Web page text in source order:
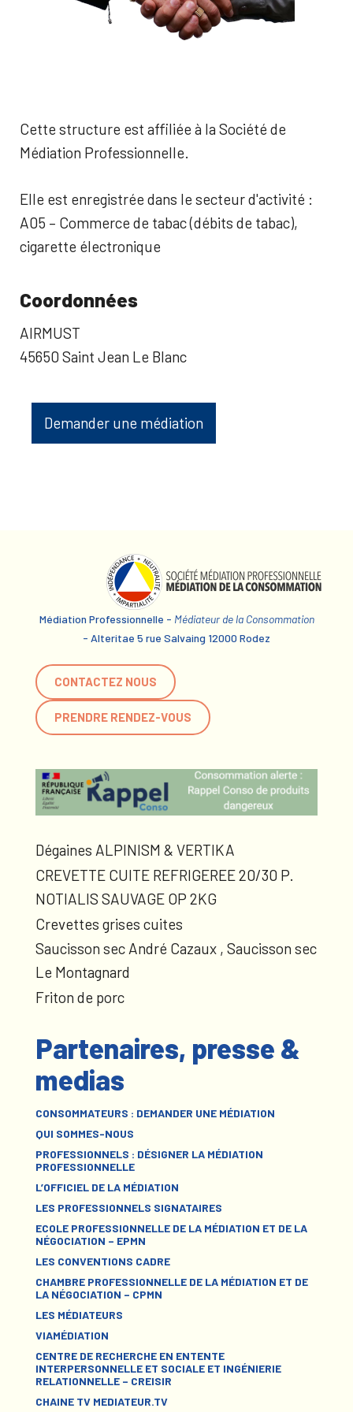
Cette structure est affiliée à la Société de
Médiation Professionnelle.
Elle est enregistrée dans le secteur d'activité :
A05 – Commerce de tabac (débits de tabac),
cigarette électronique
Coordonnées
AIRMUST
45650 Saint Jean Le Blanc
Demander une médiation
Médiation Professionnelle - Médiateur de la Consommation
- Alteritae 5 rue Salvaing 12000 Rodez
CONTACTEZ NOUS
PRENDRE RENDEZ-VOUS
Dégaines ALPINISM & VERTIKA
CREVETTE CUITE REFRIGEREE 20/30 P.
NOTIALIS SAUVAGE OP 2KG
Crevettes grises cuites
Saucisson sec André Cazaux , Saucisson sec
Le Montagnard
Friton de porc
Partenaires, presse &
medias
CONSOMMATEURS : DEMANDER UNE MÉDIATION
QUI SOMMES-NOUS
PROFESSIONNELS : DÉSIGNER LA MÉDIATION
PROFESSIONNELLE
L’OFFICIEL DE LA MÉDIATION
LES PROFESSIONNELS SIGNATAIRES
ECOLE PROFESSIONNELLE DE LA MÉDIATION ET DE LA
NÉGOCIATION – EPMN
LES CONVENTIONS CADRE
CHAMBRE PROFESSIONNELLE DE LA MÉDIATION ET DE
LA NÉGOCIATION – CPMN
LES MÉDIATEURS
VIAMÉDIATION
CENTRE DE RECHERCHE EN ENTENTE
INTERPERSONNELLE ET SOCIALE ET INGÉNIERIE
RELATIONNELLE – CREISIR
CHAINE TV MEDIATEUR.TV